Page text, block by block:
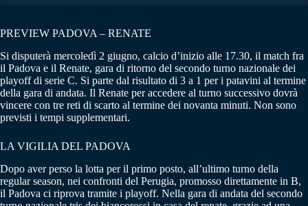
PREVIEW PADOVA – RENATE
Si disputerà mercoledì 2 giugno, calcio d’inizio alle 17.30, il match fra
il Padova e il Renate, gara di ritorno del secondo turno nazionale dei
playoff di serie C. Si parte dal risultato di 3 a 1 per i patavini al termine
della gara di andata. Il Renate per accedere al turno successivo dovrà
vincere con tre reti di scarto al termine dei novanta minuti. Non sono
previsti i tempi supplementari.
LA VIGILIA DEL PADOVA
Dopo aver perso la lotta per il primo posto, all’ultimo turno della
regular season, nei confronti del Perugia, promosso direttamente in B,
il Padova ci riprova tramite i playoff. Nella gara di andata del secondo